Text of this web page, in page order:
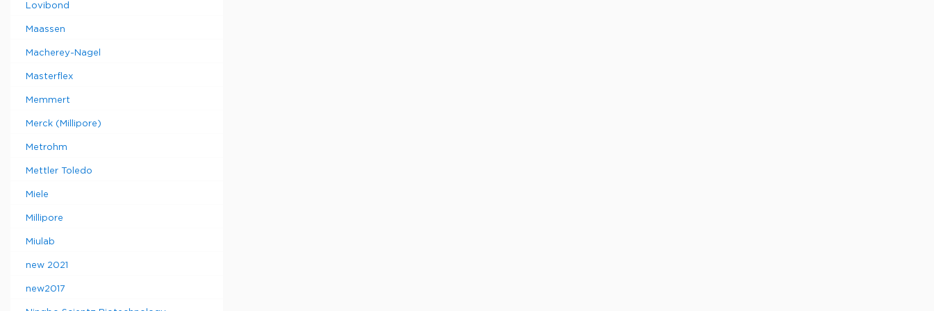
Lovibond
Maassen
Macherey-Nagel
Masterflex
Memmert
Merck (Millipore)
Metrohm
Mettler Toledo
Miele
Millipore
Miulab
new 2021
new2017